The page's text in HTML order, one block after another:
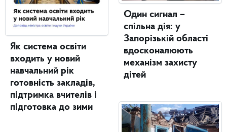
Як система освіти
входить у новий
навчальний рік
готовність закладів,
підтримка вчителів і
підготовка до зими
Один сигнал –
спільна дія: у
Запорізькій області
вдосконалюють
механізм захисту
дітей